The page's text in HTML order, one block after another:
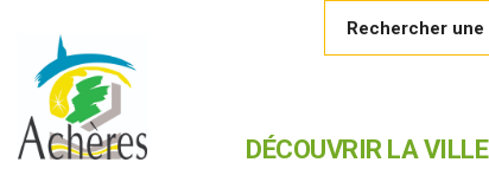
DÉCOUVRIR LA VILLE